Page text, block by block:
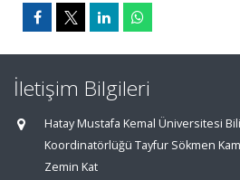
İletişim Bilgileri
Hatay Mustafa Kemal Üniversitesi
Koordinatörlüğü Tayfur Sökmen
Zemin Kat